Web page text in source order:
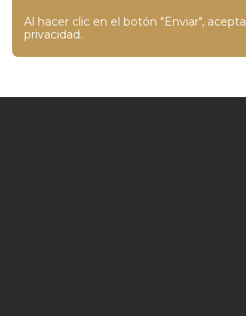
Al hacer clic en el botón "Enviar", acepta
privacidad.